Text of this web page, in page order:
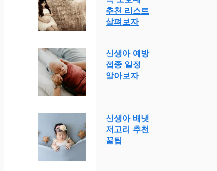
추천 리스트
살펴보자
신생아 예방
접종 일정
알아보자
신생아 배냇
저고리 추천
꿀팁